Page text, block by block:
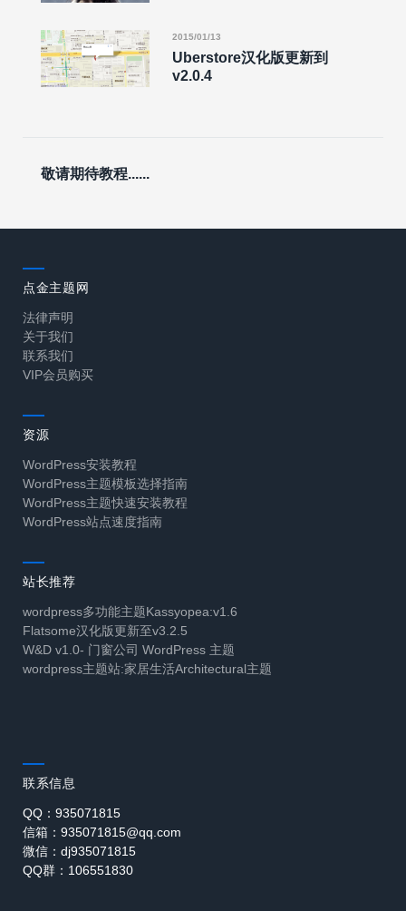
2015/01/13
Uberstore汉化版更新到
v2.0.4
敬请期待教程......
点金主题网
法律声明
关于我们
联系我们
VIP会员购买
资源
WordPress安装教程
WordPress主题模板选择指南
WordPress主题快速安装教程
WordPress站点速度指南
站长推荐
wordpress多功能主题Kassyopea:v1.6
Flatsome汉化版更新至v3.2.5
W&D v1.0- 门窗公司 WordPress 主题
wordpress主题站:家居生活Architectural主题
联系信息
QQ：935071815
信箱：935071815@qq.com
微信：dj935071815
QQ群：106551830